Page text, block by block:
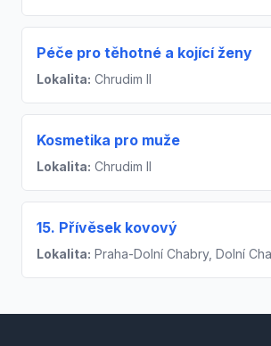
Péče pro těhotné a kojící ženy
Lokalita: Chrudim II
Kosmetika pro muže
Lokalita: Chrudim II
15. Přívěsek kovový
Lokalita: Praha-Dolní Chabry, Dolní